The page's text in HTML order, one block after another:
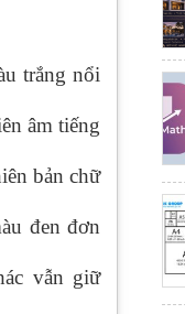
trắng nổi
âm tiếng
bản chữ
đen đơn
vẫn giữ